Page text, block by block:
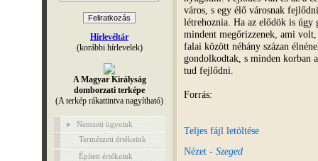
Hírlevéltár
(korábbi hírlevelek)
A Magyar Királyság
domborzati terképe
(A terkép rákattintva nagyítható)
Nemzeti ügyeink
Természeti értékeink
Épített értékeink
város, s egy élő városnak
létrehoznia. Ha az elődök is úgy
mindent megőrizzenek, ami
falai között néhány százan
gondolkodtak, s minden korban
tud fejlődni.
Forrás:
Teljes fájl letöltése
Nézet - Szeged